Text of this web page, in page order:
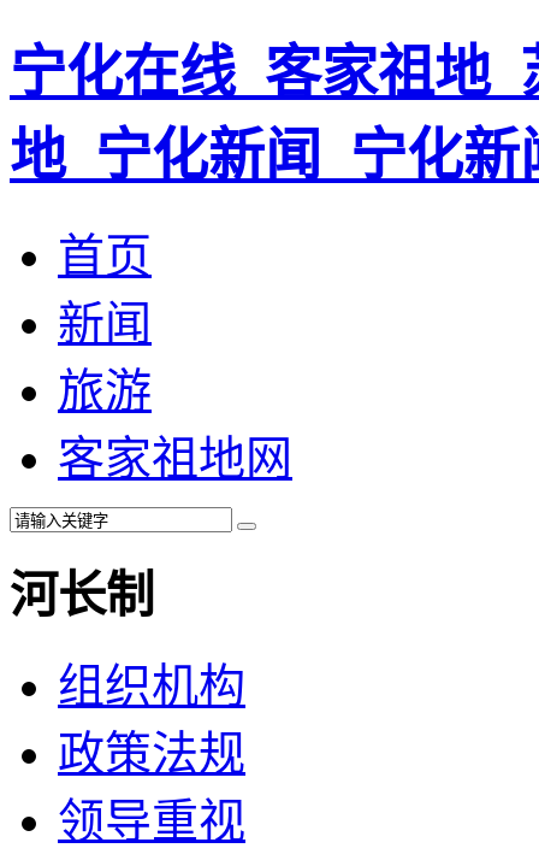
宁化在线_客家祖地
地_宁化新闻_宁化
首页
新闻
旅游
客家祖地网
河长制
组织机构
政策法规
领导重视